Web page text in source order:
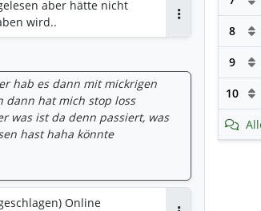
aber hätte nicht
wird..
hab es dann mit mickrigen
dann hat mich stop loss
was ist da denn passiert, was
hast haha könnte
Online
8
9
10